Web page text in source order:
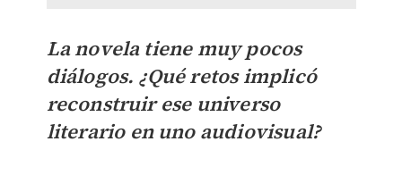
La novela tiene muy pocos
diálogos. ¿Qué retos implicó
reconstruir ese universo
literario en uno audiovisual?